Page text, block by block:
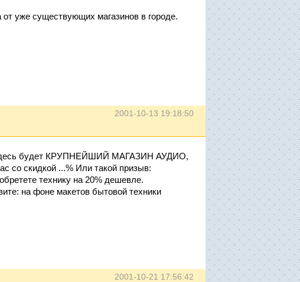
уже существующих магазинов в городе.
2001-10-13 19:18:50
сдесь будет КРУПНЕЙШИЙ МАГАЗИН АУДИО,
со скидкой ...% Или такой призыв:
технику на 20% дешевле.
на фоне макетов бытовой техники
2001-10-21 17:56:42